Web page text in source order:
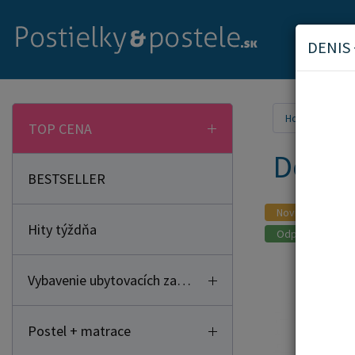
TOP CENA
BESTSELLER
Hity týždňa
Vybavenie ubytovacích zariadení
Postel + matrace
Home
Novinka
Odporúčame
DENIS